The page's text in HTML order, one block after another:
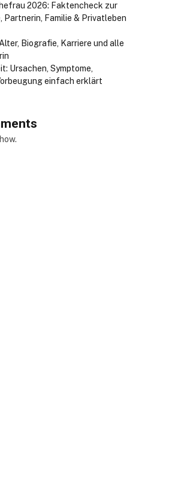
2026: Faktencheck zur
Partnerin, Familie & Privatleben
Biografie, Karriere und alle
Ursachen, Symptome,
einfach erklärt